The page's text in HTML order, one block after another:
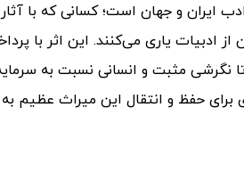
ایران و جهان است؛ کسانی که با
از ادبیات یاری می‌کنند. این اثر با
نگرشی مثبت و انسانی نسبت به
برای حفظ و انتقال این میراث عظیم